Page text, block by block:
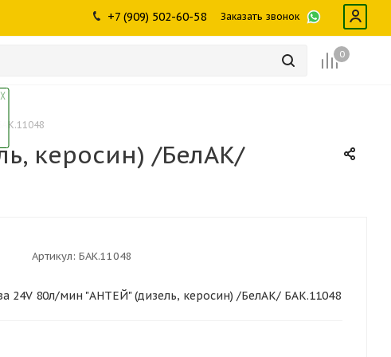
+7 (909) 502-60-58 Заказать звонок
0
Инструменты
Щетки, скребки,
Лампы
керосин) /БелАК/
Артикул: БАК.11048
24V 80л/мин "АНТЕЙ" (дизель, керосин) /БелАК/ БАК.11048
╳